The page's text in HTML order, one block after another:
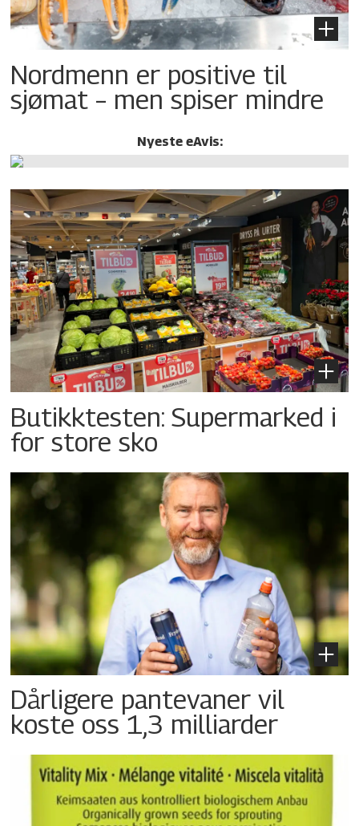
Nordmenn er positive til
sjømat – men spiser mindre
Nyeste eAvis:
Butikktesten: Supermarked i
for store sko
Dårligere pantevaner vil
koste oss 1,3 milliarder